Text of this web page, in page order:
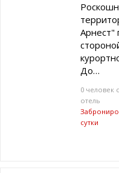
Арнест"
До…
0 человек
отель
сутки